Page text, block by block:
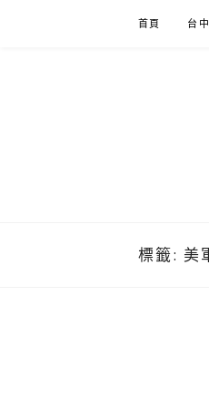
首頁 台
標籤: 美